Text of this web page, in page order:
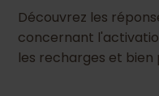
Découvrez les
concernant
les recharges et bien